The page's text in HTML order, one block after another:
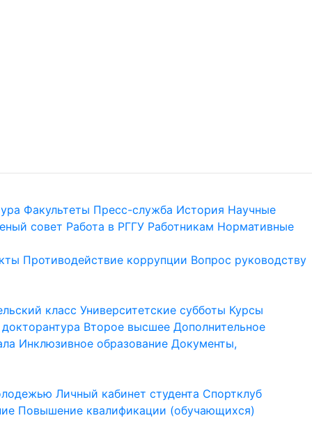
Факультеты Пресс-служба История Научные
совет Работа в РГГУ Работникам Нормативные
Противодействие коррупции Вопрос руководству
класс Университетские субботы Курсы
Второе высшее Дополнительное
Инклюзивное образование Документы,
Личный кабинет студента Спортклуб
Повышение квалификации (обучающихся)